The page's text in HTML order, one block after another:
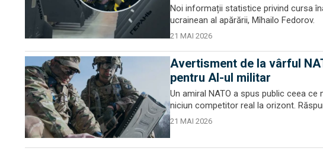
Noi informații statistice privind cursa
ucrainean al apărării, Mîhailo Fedorov.
21 MAI 2026
Avertisment de la vârful
pentru AI-ul militar
Un amiral NATO a spus public ceea
niciun competitor real la orizont.
21 MAI 2026